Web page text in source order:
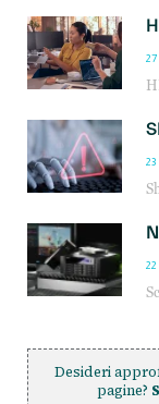
Desideri
pagine?